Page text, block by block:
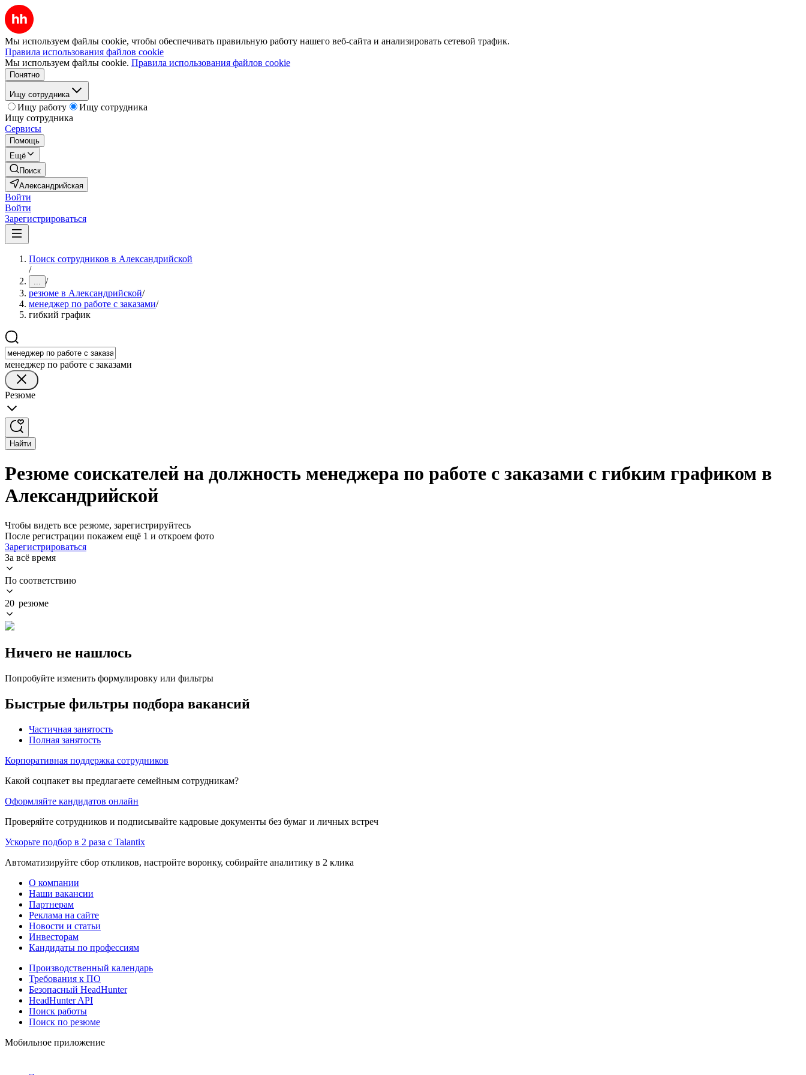
Мы используем файлы cookie, чтобы обеспечивать правильную работу нашего веб-сайта и анализировать сетевой трафик.
Правила использования файлов cookie
Мы используем файлы cookie. Правила использования файлов cookie
Понятно
Ищу сотрудника
Ищу работу
Ищу сотрудника
Ищу сотрудника
Сервисы
Помощь
Ещё
Поиск
Александрийская
Войти
Войти
Зарегистрироваться
Поиск сотрудников в Александрийской
/
... /
резюме в Александрийской/
менеджер по работе с заказами/
гибкий график
менеджер по работе с заказами
Резюме
Найти
Резюме соискателей на должность менеджера по работе с заказами с гибким графиком в
Александрийской
Чтобы видеть все резюме, зарегистрируйтесь
После регистрации покажем ещё 1 и откроем фото
Зарегистрироваться
За всё время
По соответствию
20 резюме
Ничего не нашлось
Попробуйте изменить формулировку или фильтры
Быстрые фильтры подбора вакансий
Частичная занятость
Полная занятость
Корпоративная поддержка сотрудников
Какой соцпакет вы предлагаете семейным сотрудникам?
Оформляйте кандидатов онлайн
Проверяйте сотрудников и подписывайте кадровые документы без бумаг и личных встреч
Ускорьте подбор в 2 раза с Talantix
Автоматизируйте сбор откликов, настройте воронку, собирайте аналитику в 2 клика
О компании
Наши вакансии
Партнерам
Реклама на сайте
Новости и статьи
Инвесторам
Кандидаты по профессиям
Производственный календарь
Требования к ПО
Безопасный HeadHunter
HeadHunter API
Поиск работы
Поиск по резюме
Мобильное приложение